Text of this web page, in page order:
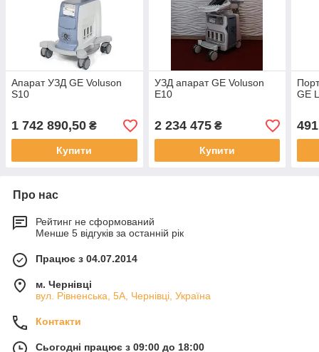
Апарат УЗД GE Voluson
S10
1 742 890,50 ₴
Купити
УЗД апарат GE Voluson
E10
2 234 475₴
Купити
GE
Про нас
Рейтинг не сформований
Менше 5 відгуків за останній рік
Працює з 04.07.2014
м. Чернівці
вул. Рівненська, 5А, Чернівці, Україна
Контакти
Сьогодні працює з 09:00 до 18:00